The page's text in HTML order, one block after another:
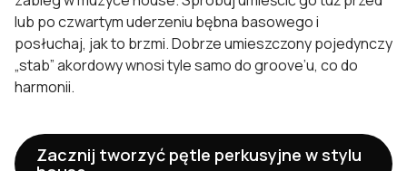
lub po czwartym uderzeniu bębna basowego i
posłuchaj, jak to brzmi. Dobrze umieszczony pojedynczy
„stab” akordowy wnosi tyle samo do groove’u, co do
harmonii.
Zacznij tworzyć pętle perkusyjne w stylu